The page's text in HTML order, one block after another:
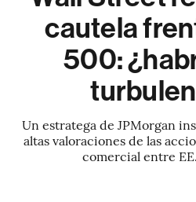
cautela
500:
Un estratega de JPMorgan
altas valoraciones de las
comercial entre